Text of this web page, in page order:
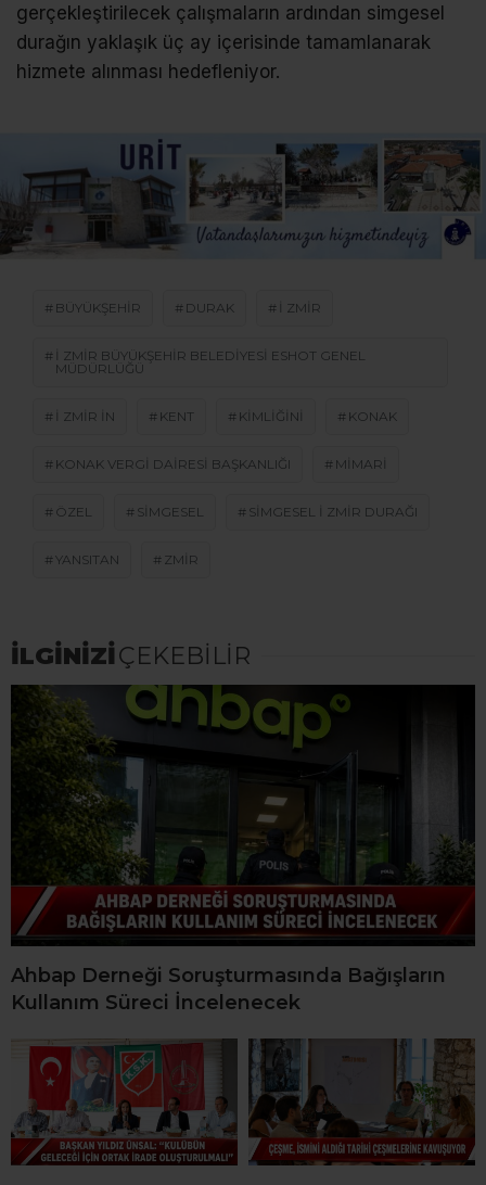
gerçekleştirilecek çalışmaların ardından simgesel
durağın yaklaşık üç ay içerisinde tamamlanarak
hizmete alınması hedefleniyor.
BÜYÜKŞEHIR DURAK I ZMIR
I ZMIR BÜYÜKŞEHIR BELEDIYESI ESHOT GENEL
MÜDÜRLÜĞÜ
I ZMIR IN KENT KIMLIĞINI KONAK
KONAK VERGI DAIRESI BAŞKANLIĞI MIMARI
ÖZEL SIMGESEL SIMGESEL I ZMIR DURAĞI
YANSITAN ZMIR
İLGİNİZİÇEKEBİLİR
Ahbap Derneği Soruşturmasında Bağışların
Kullanım Süreci İncelenecek